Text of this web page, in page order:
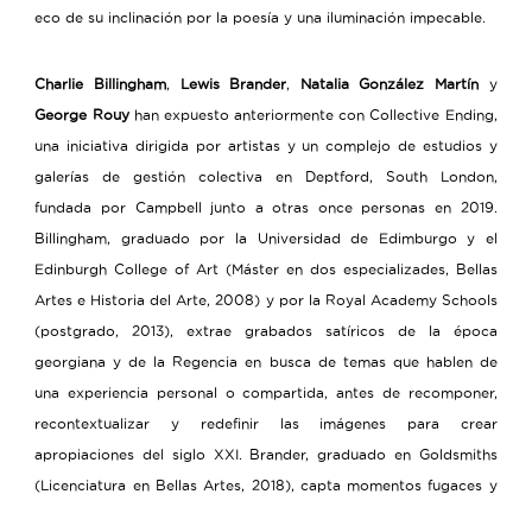
eco de su inclinación por la poesía y una iluminación impecable.
Charlie Billingham, Lewis Brander, Natalia González Martíny
George Rouyhan expuesto anteriormente con Collective Ending,
una iniciativa dirigida por artistas y un complejo de estudios y
galerías de gestión colectiva en Deptford, South London,
fundada por Campbell junto a otras once personas en 2019.
Billingham, graduado por la Universidad de Edimburgo y el
Edinburgh College of Art (Máster en dos especializades, Bellas
Artes e Historia del Arte, 2008) y por la Royal Academy Schools
(postgrado, 2013), extrae grabados satíricos de la época
georgiana y de la Regencia en busca de temas que hablen de
una experiencia personal o compartida, antes de recomponer,
recontextualizar y redefinir las imágenes para crear
apropiaciones del siglo XXI. Brander, graduado en Goldsmiths
(Licenciatura en Bellas Artes, 2018), capta momentos fugaces y